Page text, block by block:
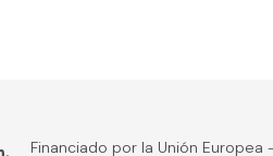
Financiado por la Unión